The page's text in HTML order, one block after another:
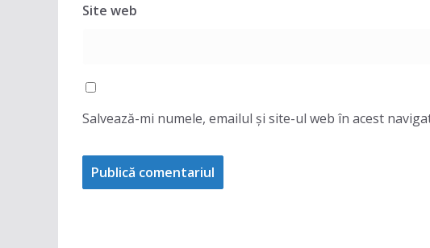
Site web
Salvează-mi numele, emailul și site-ul web în acest